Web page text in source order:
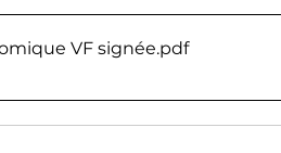
VF signée.pdf